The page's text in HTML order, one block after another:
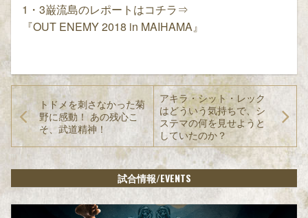
1・3巌流島のレポートはコチラ⇒
『OUT ENEMY 2018 in MAIHAMA』
トドメを刺さなかった菊
野に感動！ あの残心こ
そ、武道精神！
アキラ・シット・レック
はどういう気持ちで、シ
ステマの何を見せようと
していたのか？
試合情報/EVENTS